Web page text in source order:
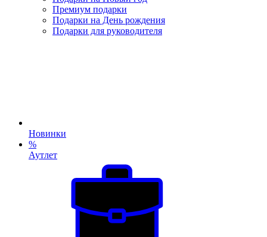
Премиум подарки
Подарки на День рождения
Подарки для руководителя
Новинки
%
Аутлет